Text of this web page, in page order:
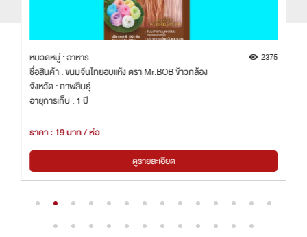
หมวดหมู่ : อาหาร 2375
ชื่อสินค้า : ขนมจีนไทยอบแห้ง ตรา Mr.BOB ข้าวกล้อง
จังหวัด : กาฬสินธุ์
อายุการเก็บ : 1 ปี
ราคา : 19 บาท / ห่อ
ดูรายละเอียด